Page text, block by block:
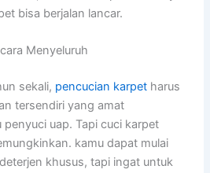
bisa berjalan lancar.
Menyeluruh
sekali, pencucian karpet harus
tersendiri yang amat
uap. Tapi cuci karpet
kamu dapat mulai
khusus, tapi ingat untuk